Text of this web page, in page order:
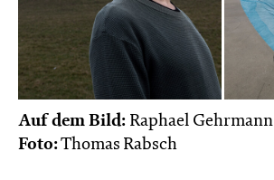
Auf dem Bild: Raphael Gehrmann
Foto:Thomas Rabsch